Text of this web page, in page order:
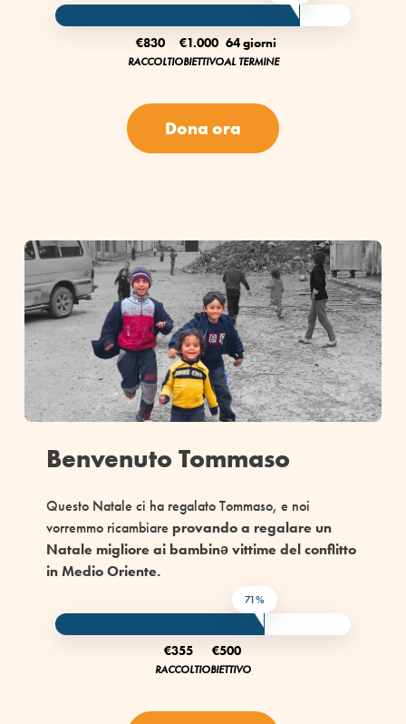
€830
RACCOLTI
€1.000
OBIETTIVO
64 giorni
AL TERMINE
Dona ora
Benvenuto Tommaso
Questo Natale ci ha regalato Tommaso, e noi
vorremmo ricambiare provando a regalare un
Natale migliore ai bambinə vittime delconflitto
in Medio Oriente.
71%
€355
RACCOLTI
€500
OBIETTIVO